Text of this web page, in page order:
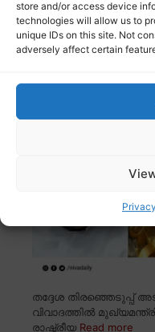
store and/or access device
technologies will allow us to
unique IDs on this site. Not
adversely affect certain
കിഫ്ബി വിവാദം:
ചൂടുപിടിക്കുന്നു
തദ്ദേശ തിരഞ്ഞെടുപ്പ്
വിവാദത്തിൽ
രാഷ്ട്രീയ Read more